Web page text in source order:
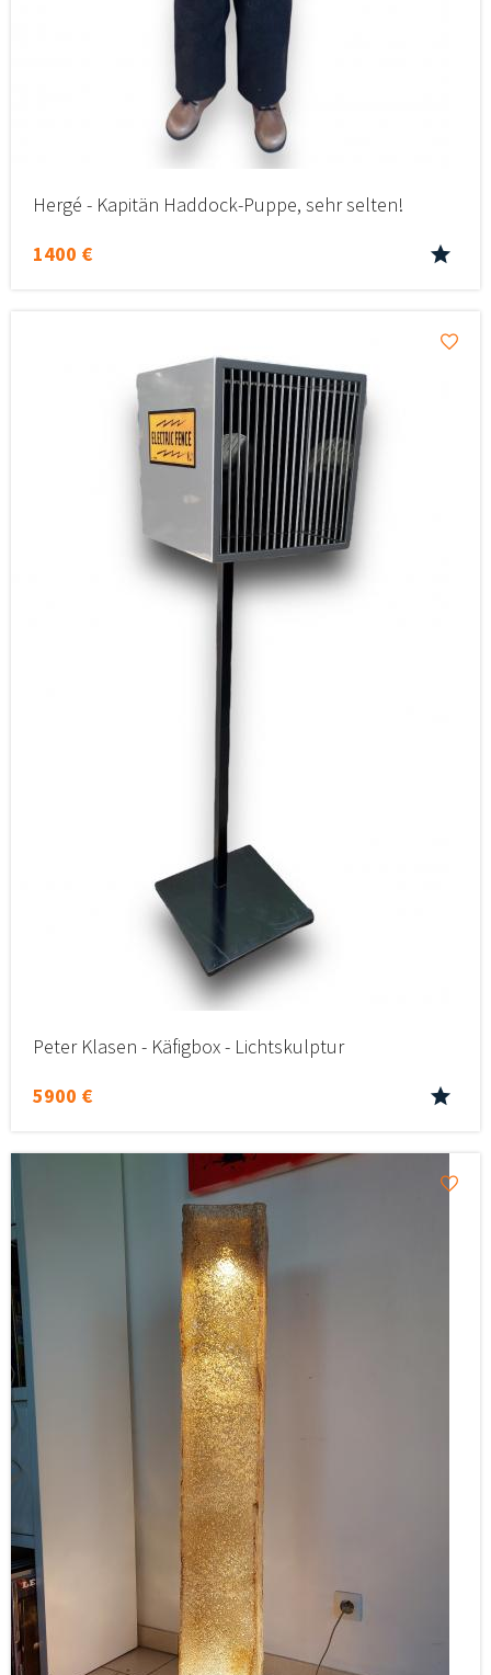
Hergé - Kapitän Haddock-Puppe, sehr selten!
1400 €
Peter Klasen - Käfigbox - Lichtskulptur
5900 €